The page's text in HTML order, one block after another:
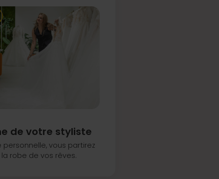
de votre styliste
vous partirez
robe de vos rêves.